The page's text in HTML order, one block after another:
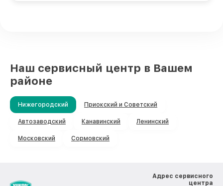
Наш сервисный центр в Вашем
районе
Нижегородский Приокский и Советский
Автозаводский Канавинский Ленинский
Московский Сормовский
Адрес сервисного
центра